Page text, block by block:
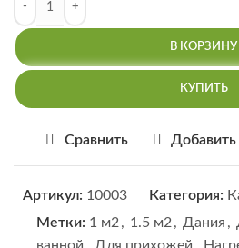
В КОРЗИНУ
КУПИТЬ
Сравнить
Артикул: 10003 Категория:
Метки: 1 м2 , 1.5 м2 , Дания ,